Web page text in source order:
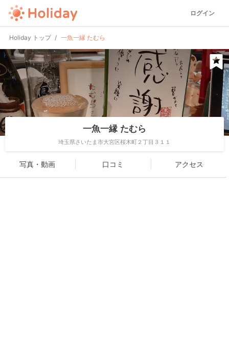
ログイン
Holiday トップ 一魚一縁 たむら
一魚一縁 たむら
埼玉県さいたま市大宮区桜木町２丁目３１１
写真・動画 口コミ アクセス